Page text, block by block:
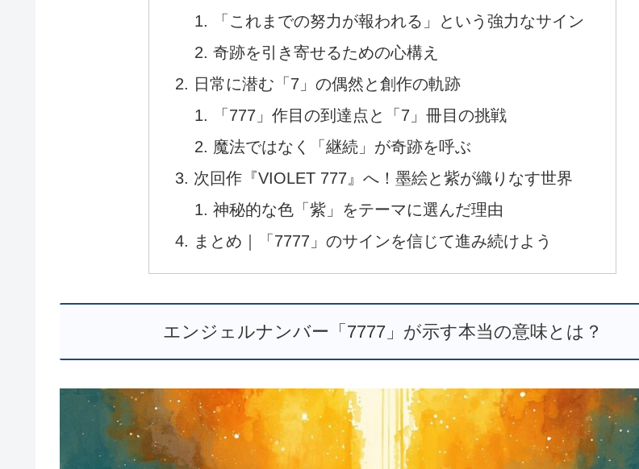
「これまでの努力が報われる」という強力なサイン
奇跡を引き寄せるための心構え
日常に潜む「7」の偶然と創作の軌跡
「777」作目の到達点と「7」冊目の挑戦
魔法ではなく「継続」が奇跡を呼ぶ
次回作『VIOLET 777』へ！墨絵と紫が織りなす世界
神秘的な色「紫」をテーマに選んだ理由
まとめ｜「7777」のサインを信じて進み続けよう
エンジェルナンバー「7777」が示す本当の意味とは？